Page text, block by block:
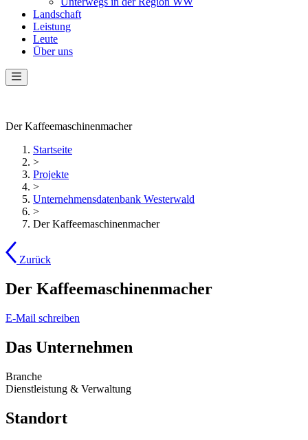
Landschaft
Leistung
Leute
Über uns
Der Kaffeemaschinenmacher
Startseite
>
Projekte
>
Unternehmensdatenbank Westerwald
>
Der Kaffeemaschinenmacher
Zurück
Der Kaffeemaschinenmacher
E-Mail schreiben
Das Unternehmen
Branche
Dienstleistung & Verwaltung
Standort